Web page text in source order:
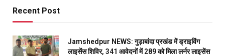
Recent Post
Jamshedpur NEWS: गुड़ाबांदा प्रखंड में ड्राइविंग
लाइसेंस शिविर, 341 आवेदनों में 289 को मिला लर्नर लाइसेंस